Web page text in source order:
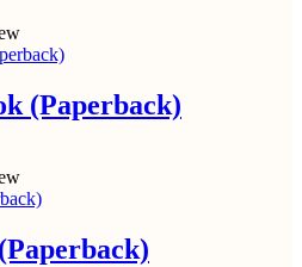
(Paperback)